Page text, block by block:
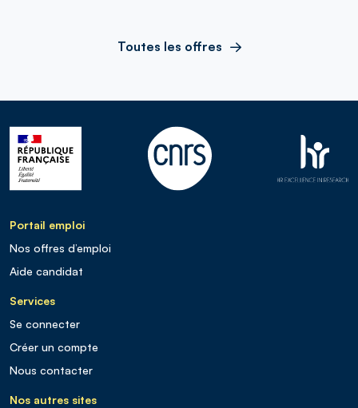
Toutes les offres
Portail emploi
Nos offres d’emploi
Aide candidat
Services
Se connecter
Créer un compte
Nous contacter
Nos autres sites